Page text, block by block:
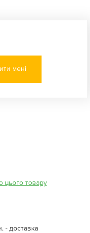
мені
цього товару
- доставка